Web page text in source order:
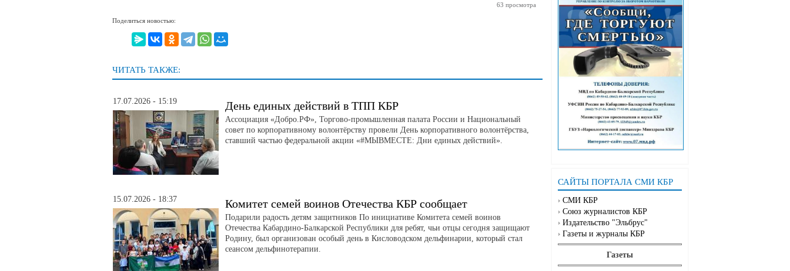
САЙТЫ ПОРТАЛА СМИ КБР
СМИ КБР
Союз журналистов КБР
Издательство "Эльбрус"
Газеты и журналы КБР
Газеты
63 просмотра
Поделиться новостью:
ЧИТАТЬ ТАКЖЕ:
17.07.2026 - 15:19 День единых действий в ТПП КБР
Ассоциация «Добро.РФ», Торгово-промышленная палата России и Национальный
совет по корпоративному волонтёрству провели День корпоративного волонтёрства,
ставший частью федеральной акции «#МЫВМЕСТЕ: Дни единых действий».
15.07.2026 - 18:37 Комитет семей воинов Отечества КБР сообщает
Подарили радость детям защитников По инициативе Комитета семей воинов
Отечества Кабардино-Балкарской Республики для ребят, чьи отцы сегодня защищают
Родину, был организован особый день в Кисловодском дельфинарии, который стал
сеансом дельфинотерапии.